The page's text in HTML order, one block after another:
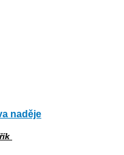
naděje